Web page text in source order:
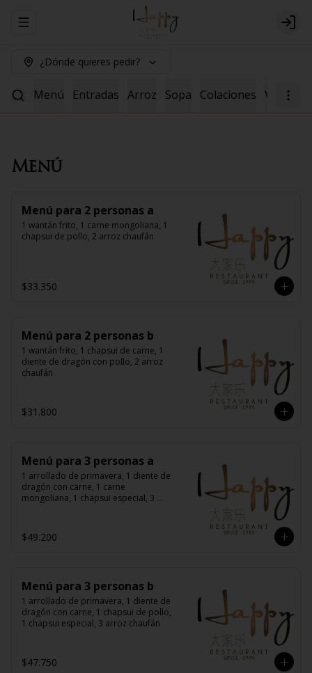
Abrir menu de navegación Login
¿Dónde quieres pedir?
Menú Entradas Arroz Sopa Colaciones Vacuno
Menú
Menú para 2 personas a
1 wantán frito, 1 carne mongoliana, 1
chapsui de pollo, 2 arroz chaufán
$33.350
Menú para 2 personas b
1 wantán frito, 1 chapsui de carne, 1
diente de dragón con pollo, 2 arroz
chaufán
$31.800
Menú para 3 personas a
1 arrollado de primavera, 1 diente de
dragón con carne, 1 carne
mongoliana, 1 chapsui especial, 3
$49.200
Menú para 3 personas b
1 arrollado de primavera, 1 diente de
dragón con carne, 1 chapsui de pollo,
1 chapsui especial, 3 arroz chaufán
$47.750